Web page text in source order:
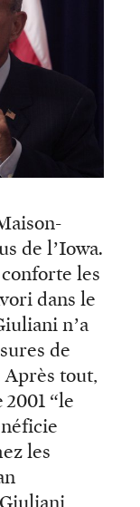
de l’Iowa.
les
dans le
n’a
de
Après tout,
“le
les